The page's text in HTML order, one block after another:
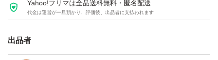
Yahoo!フリマは全品送料無料・匿名配送
代金は運営が一旦預かり、評価後、出品者に支払われます
出品者